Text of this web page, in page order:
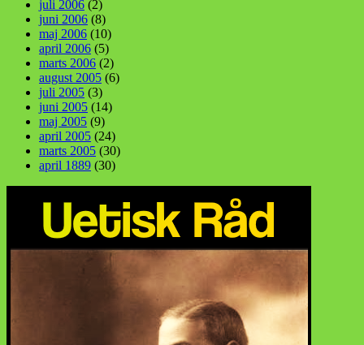
juli 2006 (2)
juni 2006 (8)
maj 2006 (10)
april 2006 (5)
marts 2006 (2)
august 2005 (6)
juli 2005 (3)
juni 2005 (14)
maj 2005 (9)
april 2005 (24)
marts 2005 (30)
april 1889 (30)